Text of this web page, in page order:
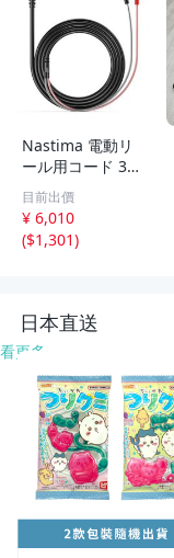
Nastima 電動リ
ール用コード 300
cm シマノ/ダイ
ワ対応 For Shim
ano 18 Force Ma
ster 6..
目前出價
¥ 6,010
($1,301)
日本直送
看更多